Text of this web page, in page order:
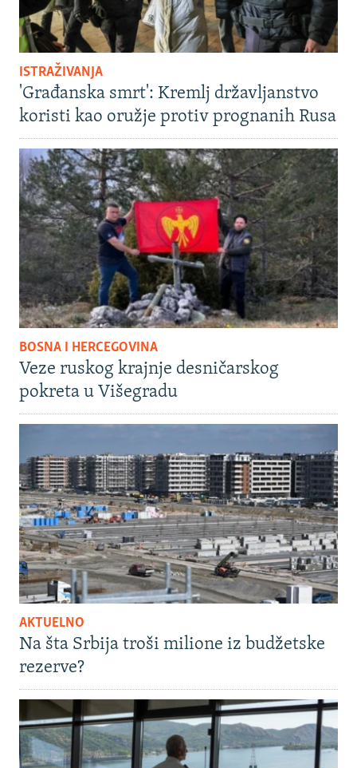
ISTRAŽIVANJA
'Građanska smrt': Kremlj državljanstvo
koristi kao oružje protiv prognanih Rusa
BOSNA I HERCEGOVINA
Veze ruskog krajnje desničarskog
pokreta u Višegradu
AKTUELNO
Na šta Srbija troši milione iz budžetske
rezerve?